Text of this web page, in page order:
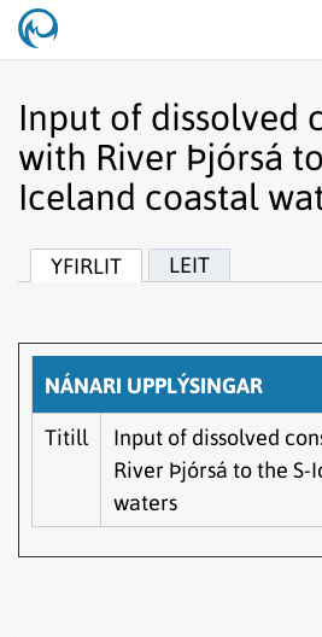
Input of dissolved
with River Þjórsá
Iceland coastal
YFIRLIT LEIT
NÁNARI UPPLÝSINGAR
Titill
Input of dissolved
River Þjórsá to the S-
waters